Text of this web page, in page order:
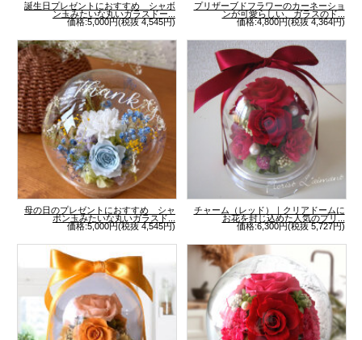
誕生日プレゼントにおすすめ シャボ
ン玉みたいな丸いガラスドー...
価格:5,000円(税抜 4,545円)
プリザーブドフラワーのカーネーショ
ンが可愛らしい、ガラスのド...
価格:4,800円(税抜 4,364円)
母の日のプレゼントにおすすめ シャ
ボン玉みたいな丸いガラスド...
価格:5,000円(税抜 4,545円)
チャーム（レッド）｜クリアドームに
お花を封じ込めた人気のプリ...
価格:6,300円(税抜 5,727円)